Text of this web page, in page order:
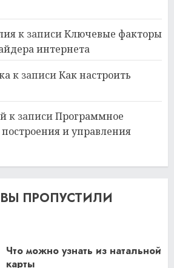
к записиКлючевые факторы
интернета
к записиКак настроить
к записиПрограммное
и управления
ПРОПУСТИЛИ
Что можно узнать из натальной
карты